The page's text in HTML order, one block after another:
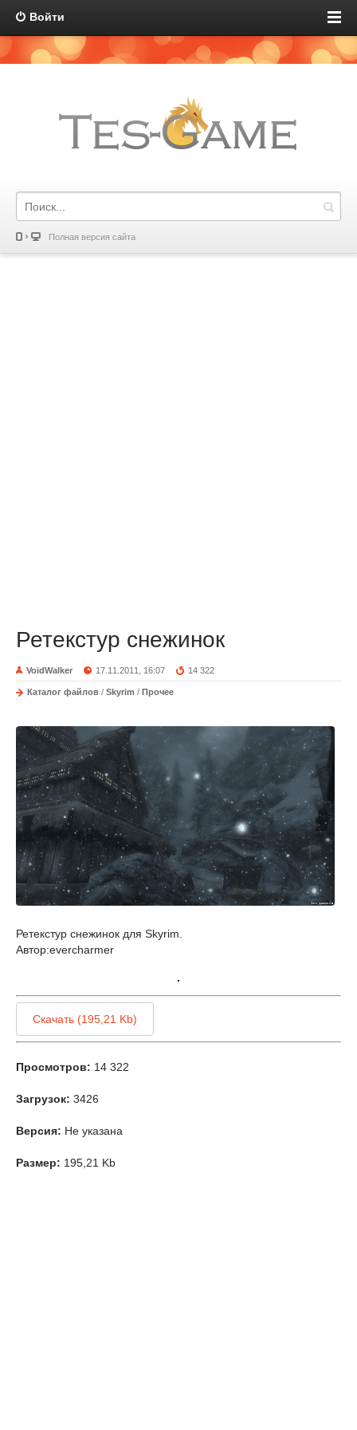
Войти
Полная версия сайта
Ретекстур снежинок
VoidWalker 17.11.2011, 16:07 14 322
Каталог файлов / Skyrim / Прочее
Ретекстур снежинок для Skyrim.
Автор:evercharmer
Скачать (195,21 Kb)
Просмотров: 14 322
Загрузок: 3426
Версия: Не указана
Размер: 195,21 Kb